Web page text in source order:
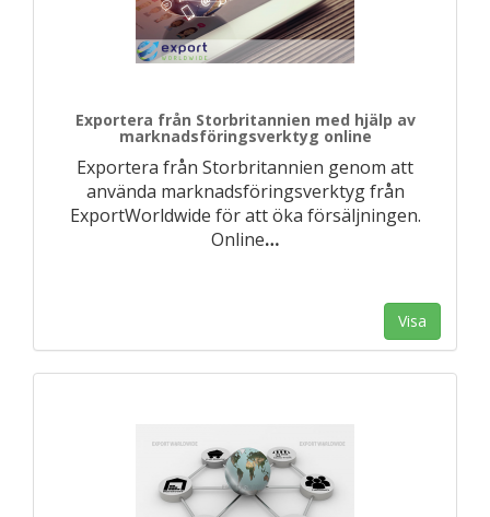
Exportera från Storbritannien med hjälp av
marknadsföringsverktyg online
Exportera från Storbritannien genom att
använda marknadsföringsverktyg från
ExportWorldwide för att öka försäljningen.
Online…
Visa